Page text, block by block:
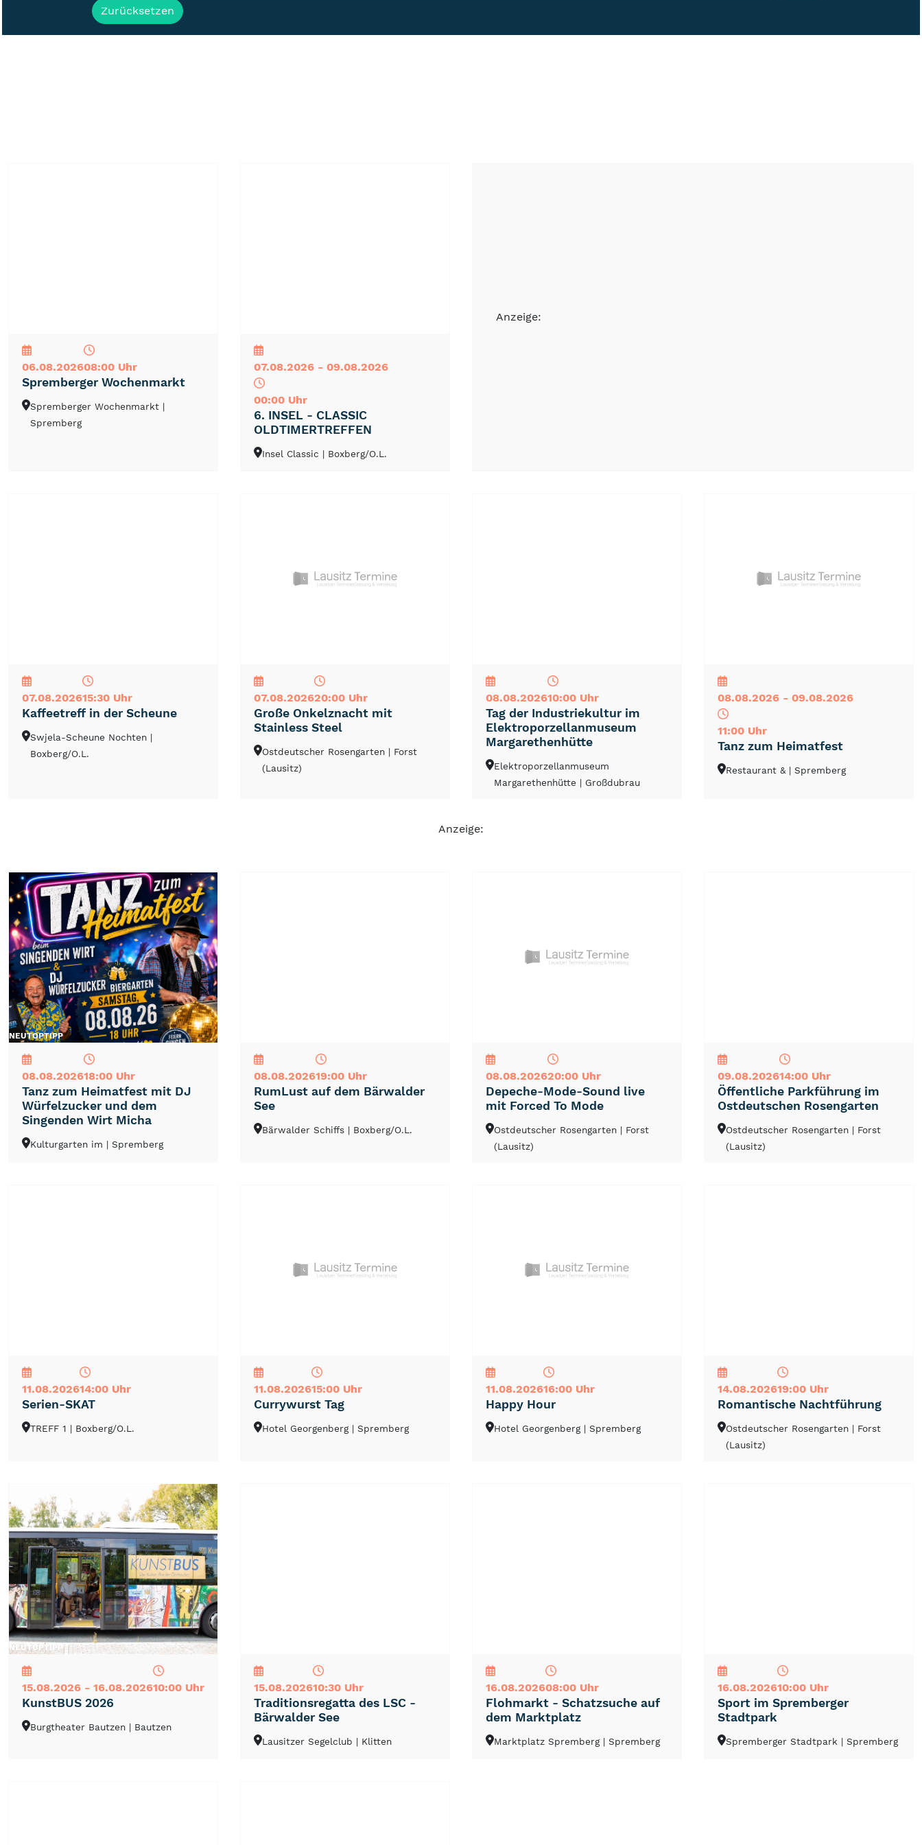
Zurücksetzen
06.08.202608:00 Uhr
Spremberger Wochenmarkt
Spremberger Wochenmarkt |
Spremberg
07.08.2026 - 09.08.2026
00:00 Uhr
6. INSEL - CLASSIC
OLDTIMERTREFFEN
Insel Classic | Boxberg/O.L.
07.08.202615:30 Uhr
Kaffeetreff in der Scheune
Swjela-Scheune Nochten |
Boxberg/O.L.
07.08.202620:00 Uhr
Große Onkelznacht mit
Stainless Steel
Ostdeutscher Rosengarten | Forst
(Lausitz)
08.08.202610:00 Uhr
Tag der Industriekultur im
Elektroporzellanmuseum
Margarethenhütte
Elektroporzellanmuseum
Margarethenhütte | Großdubrau
08.08.2026 - 09.08.2026
11:00 Uhr
Tanz zum Heimatfest
Restaurant & | Spremberg
NEUTOPTIPP
08.08.202618:00 Uhr
Tanz zum Heimatfest mit DJ
Würfelzucker und dem
Singenden Wirt Micha
Kulturgarten im | Spremberg
08.08.202619:00 Uhr
RumLust auf dem Bärwalder
See
Bärwalder Schiffs | Boxberg/O.L.
08.08.202620:00 Uhr
Depeche-Mode-Sound live
mit Forced To Mode
Ostdeutscher Rosengarten | Forst
(Lausitz)
09.08.202614:00 Uhr
Öffentliche Parkführung im
Ostdeutschen Rosengarten
Ostdeutscher Rosengarten | Forst
(Lausitz)
11.08.202614:00 Uhr
Serien-SKAT
TREFF 1 | Boxberg/O.L.
11.08.202615:00 Uhr
Currywurst Tag
Hotel Georgenberg | Spremberg
11.08.202616:00 Uhr
Happy Hour
Hotel Georgenberg | Spremberg
14.08.202619:00 Uhr
Romantische Nachtführung
Ostdeutscher Rosengarten | Forst
(Lausitz)
NEUTOPTIPP
15.08.2026 - 16.08.202610:00 Uhr
KunstBUS 2026
Burgtheater Bautzen | Bautzen
15.08.202610:30 Uhr
Traditionsregatta des LSC -
Bärwalder See
Lausitzer Segelclub | Klitten
16.08.202608:00 Uhr
Flohmarkt - Schatzsuche auf
dem Marktplatz
Marktplatz Spremberg | Spremberg
16.08.202610:00 Uhr
Sport im Spremberger
Stadtpark
Spremberger Stadtpark | Spremberg
Anzeige:
Anzeige: